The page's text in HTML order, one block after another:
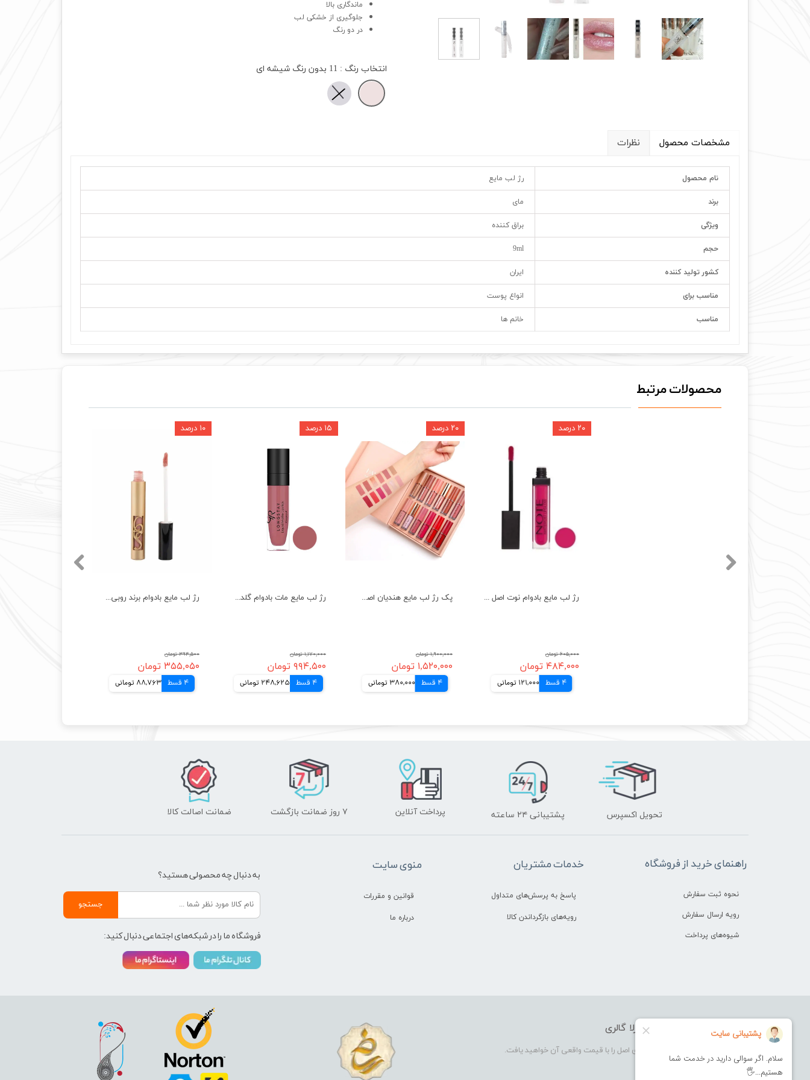
ماندگاری بالا
جلوگیری از خشکی لب
در دو رنگ
انتخاب رنگ : 11 بدون رنگ شیشه ای
مشخصات محصول نظرات
نام محصول رژ لب مایع
برند مای
ویژگی براق کننده
حجم 9ml
کشور تولید کننده ایران
مناسب برای انواع پوست
مناسب خانم ها
محصولات مرتبط
رژ لب مایع بادوام برند روبی سان Rubi Sun Liquid Lipstick
۳۹۴,۵۰۰ تومان
۳۵۵,۰۵۰ تومان
4 قسط 88,763 تومانی
۱۰ درصد
رژ لب مایع مات بادوام گلدن رز اصل Golden Rose Matte Lipstick
۱,۱۷۰,۰۰۰ تومان
۹۹۴,۵۰۰ تومان
4 قسط 248,625 تومانی
۱۵ درصد
پک رژ لب مایع هندیان اصل مات و شاین 12 عددی HANDAIYAN
۱,۹۰۰,۰۰۰ تومان
۱,۵۲۰,۰۰۰ تومان
4 قسط 380,000 تومانی
۲۰ درصد
رژ لب مایع بادوام نوت اصل مات و ابرسان NOTE Mattemoist Lipgloss
۶۰۵,۰۰۰ تومان
۴۸۴,۰۰۰ تومان
4 قسط 121,000 تومانی
۲۰ درصد
فروشگاه آرایشی بهداشتی بورلا گالری
بورلا گالری فروشگاهی که در آن کالای اصل را با قیمت واقعی آن خواهید یافت.
تحویل اکسپرس پشتیبانی ۲۴ ساعته پرداخت آنلاین ۷ روز ضمانت بازگشت ضمانت اصالت کالا
راهنمای خرید از فروشگاه
نحوه ثبت سفارش
رویه ارسال سفارش
شیوه‌های پرداخت
خدمات مشتریان
پاسخ به پرسش‌های متداول
رویه‌های بازگرداندن کالا
منوی سایت
قوانین و مقررات
درباره ما
به دنبال چه محصولی هستید؟
جستجو
فروشگاه ما را در شبکه‌های اجتماعی دنبال کنید: